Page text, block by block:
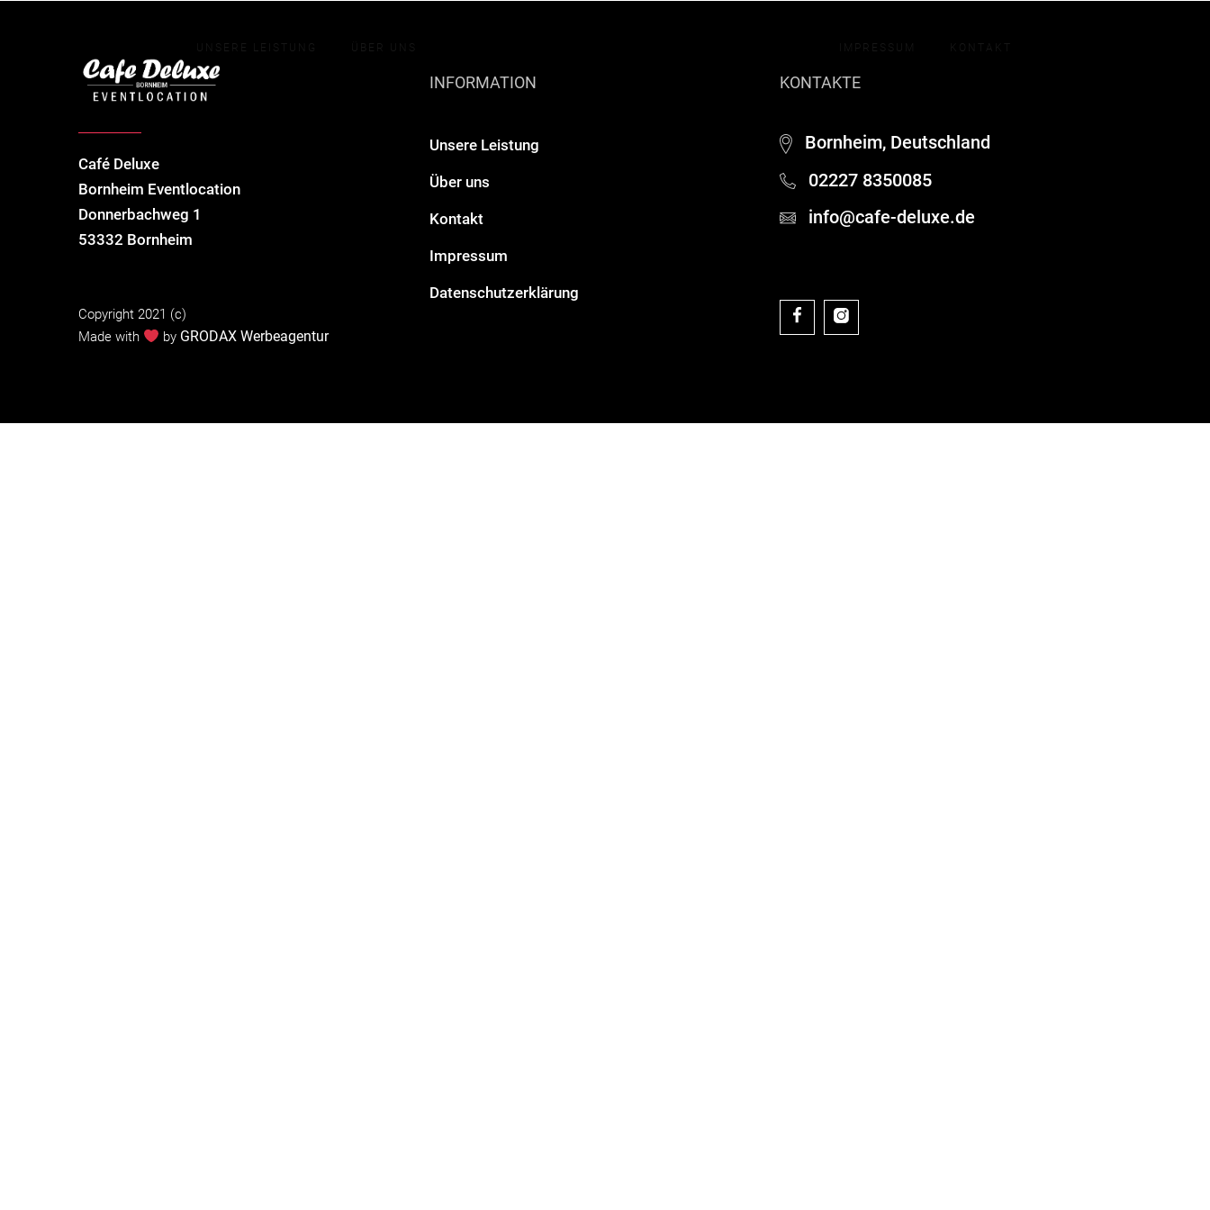
UNSERE LEISTUNG ÜBER UNS IMPRESSUM KONTAKT
Café Deluxe
Bornheim Eventlocation
Donnerbachweg 1
53332 Bornheim
Copyright 2021 (c)
Made with
by GRODAX Werbeagentur
INFORMATION
Unsere Leistung
Über uns
Kontakt
Impressum
Datenschutzerklärung
KONTAKTE
Bornheim, Deutschland
02227 8350085
info@cafe-deluxe.de